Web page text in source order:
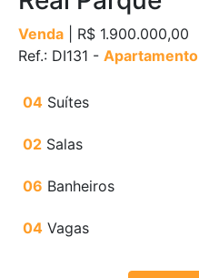
Venda | R$ 1.900.000,00
Ref.: DI131 - Apartamento
04 Suítes
02 Salas
06 Banheiros
04 Vagas